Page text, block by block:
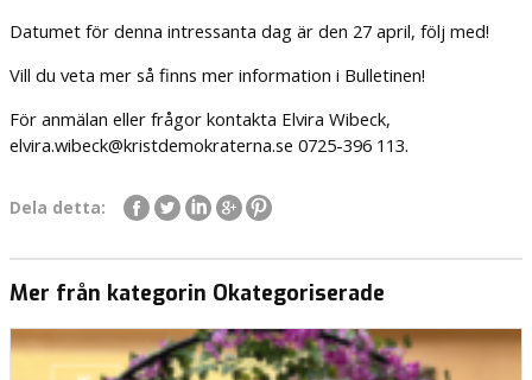
Datumet för denna intressanta dag är den 27 april, följ med!
Vill du veta mer så finns mer information i Bulletinen!
För anmälan eller frågor kontakta Elvira Wibeck,
elvira.wibeck@kristdemokraterna.se 0725-396 113.
Dela detta:
Mer från kategorin Okategoriserade